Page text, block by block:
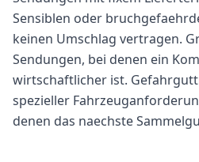
Sensiblen oder
keinen Umschlag vertragen.
Sendungen, bei denen ein
wirtschaftlicher ist.
spezieller
denen das naechste